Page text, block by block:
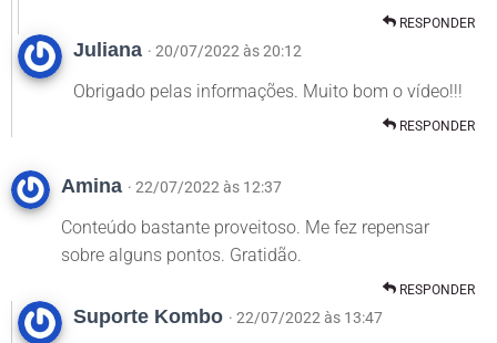
RESPONDER
Juliana · 20/07/2022 às 20:12
Obrigado pelas informações. Muito bom o vídeo!!!
RESPONDER
Amina · 22/07/2022 às 12:37
Conteúdo bastante proveitoso. Me fez repensar
sobre alguns pontos. Gratidão.
RESPONDER
Suporte Kombo · 22/07/2022 às 13:47